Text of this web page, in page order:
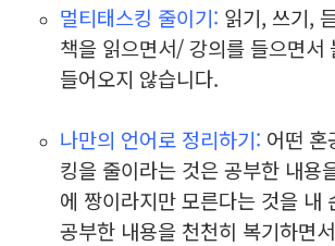
멀티태스킹 줄이기: 읽기, 쓰기,
책을 읽으면서/ 강의를 들으면서
들어오지 않습니다.
나만의 언어로 정리하기: 어떤
킹을 줄이라는 것은 공부한 내용
에 짱이라지만 모른다는 것을 내
공부한 내용을 천천히 복기하면